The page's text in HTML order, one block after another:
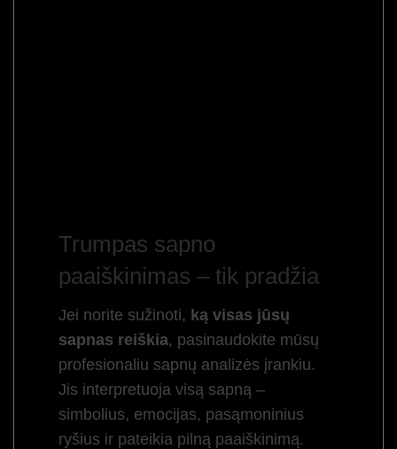
Trumpas sapno
paaiškinimas – tik pradžia
Jei norite sužinoti, ką visas jūsų
sapnas reiškia, pasinaudokite mūsų
profesionaliu sapnų analizės įrankiu.
Jis interpretuoja visą sapną –
simbolius, emocijas, pasąmoninius
ryšius ir pateikia pilną paaiškinimą.